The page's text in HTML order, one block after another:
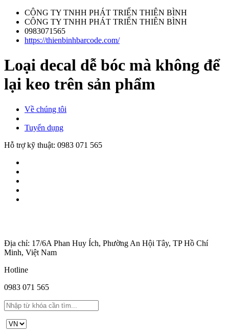
CÔNG TY TNHH PHÁT TRIỂN THIÊN BÌNH
CÔNG TY TNHH PHÁT TRIỂN THIÊN BÌNH
0983071565
https://thienbinhbarcode.com/
Loại decal dễ bóc mà không để
lại keo trên sản phẩm
Về chúng tôi
Tuyển dụng
Hỗ trợ kỹ thuật: 0983 071 565
Địa chỉ: 17/6A Phan Huy Ích, Phường An Hội Tây, TP Hồ Chí
Minh, Việt Nam
Hotline
0983 071 565